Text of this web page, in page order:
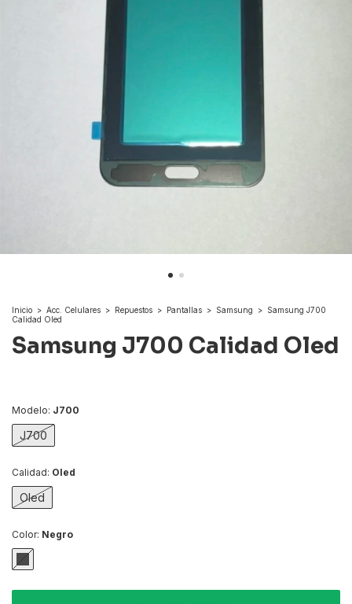
Inicio > Acc. Celulares > Repuestos > Pantallas > Samsung > Samsung J700
Calidad Oled
Samsung J700 Calidad Oled
Modelo: J700
J700
Calidad: Oled
Oled
Color: Negro